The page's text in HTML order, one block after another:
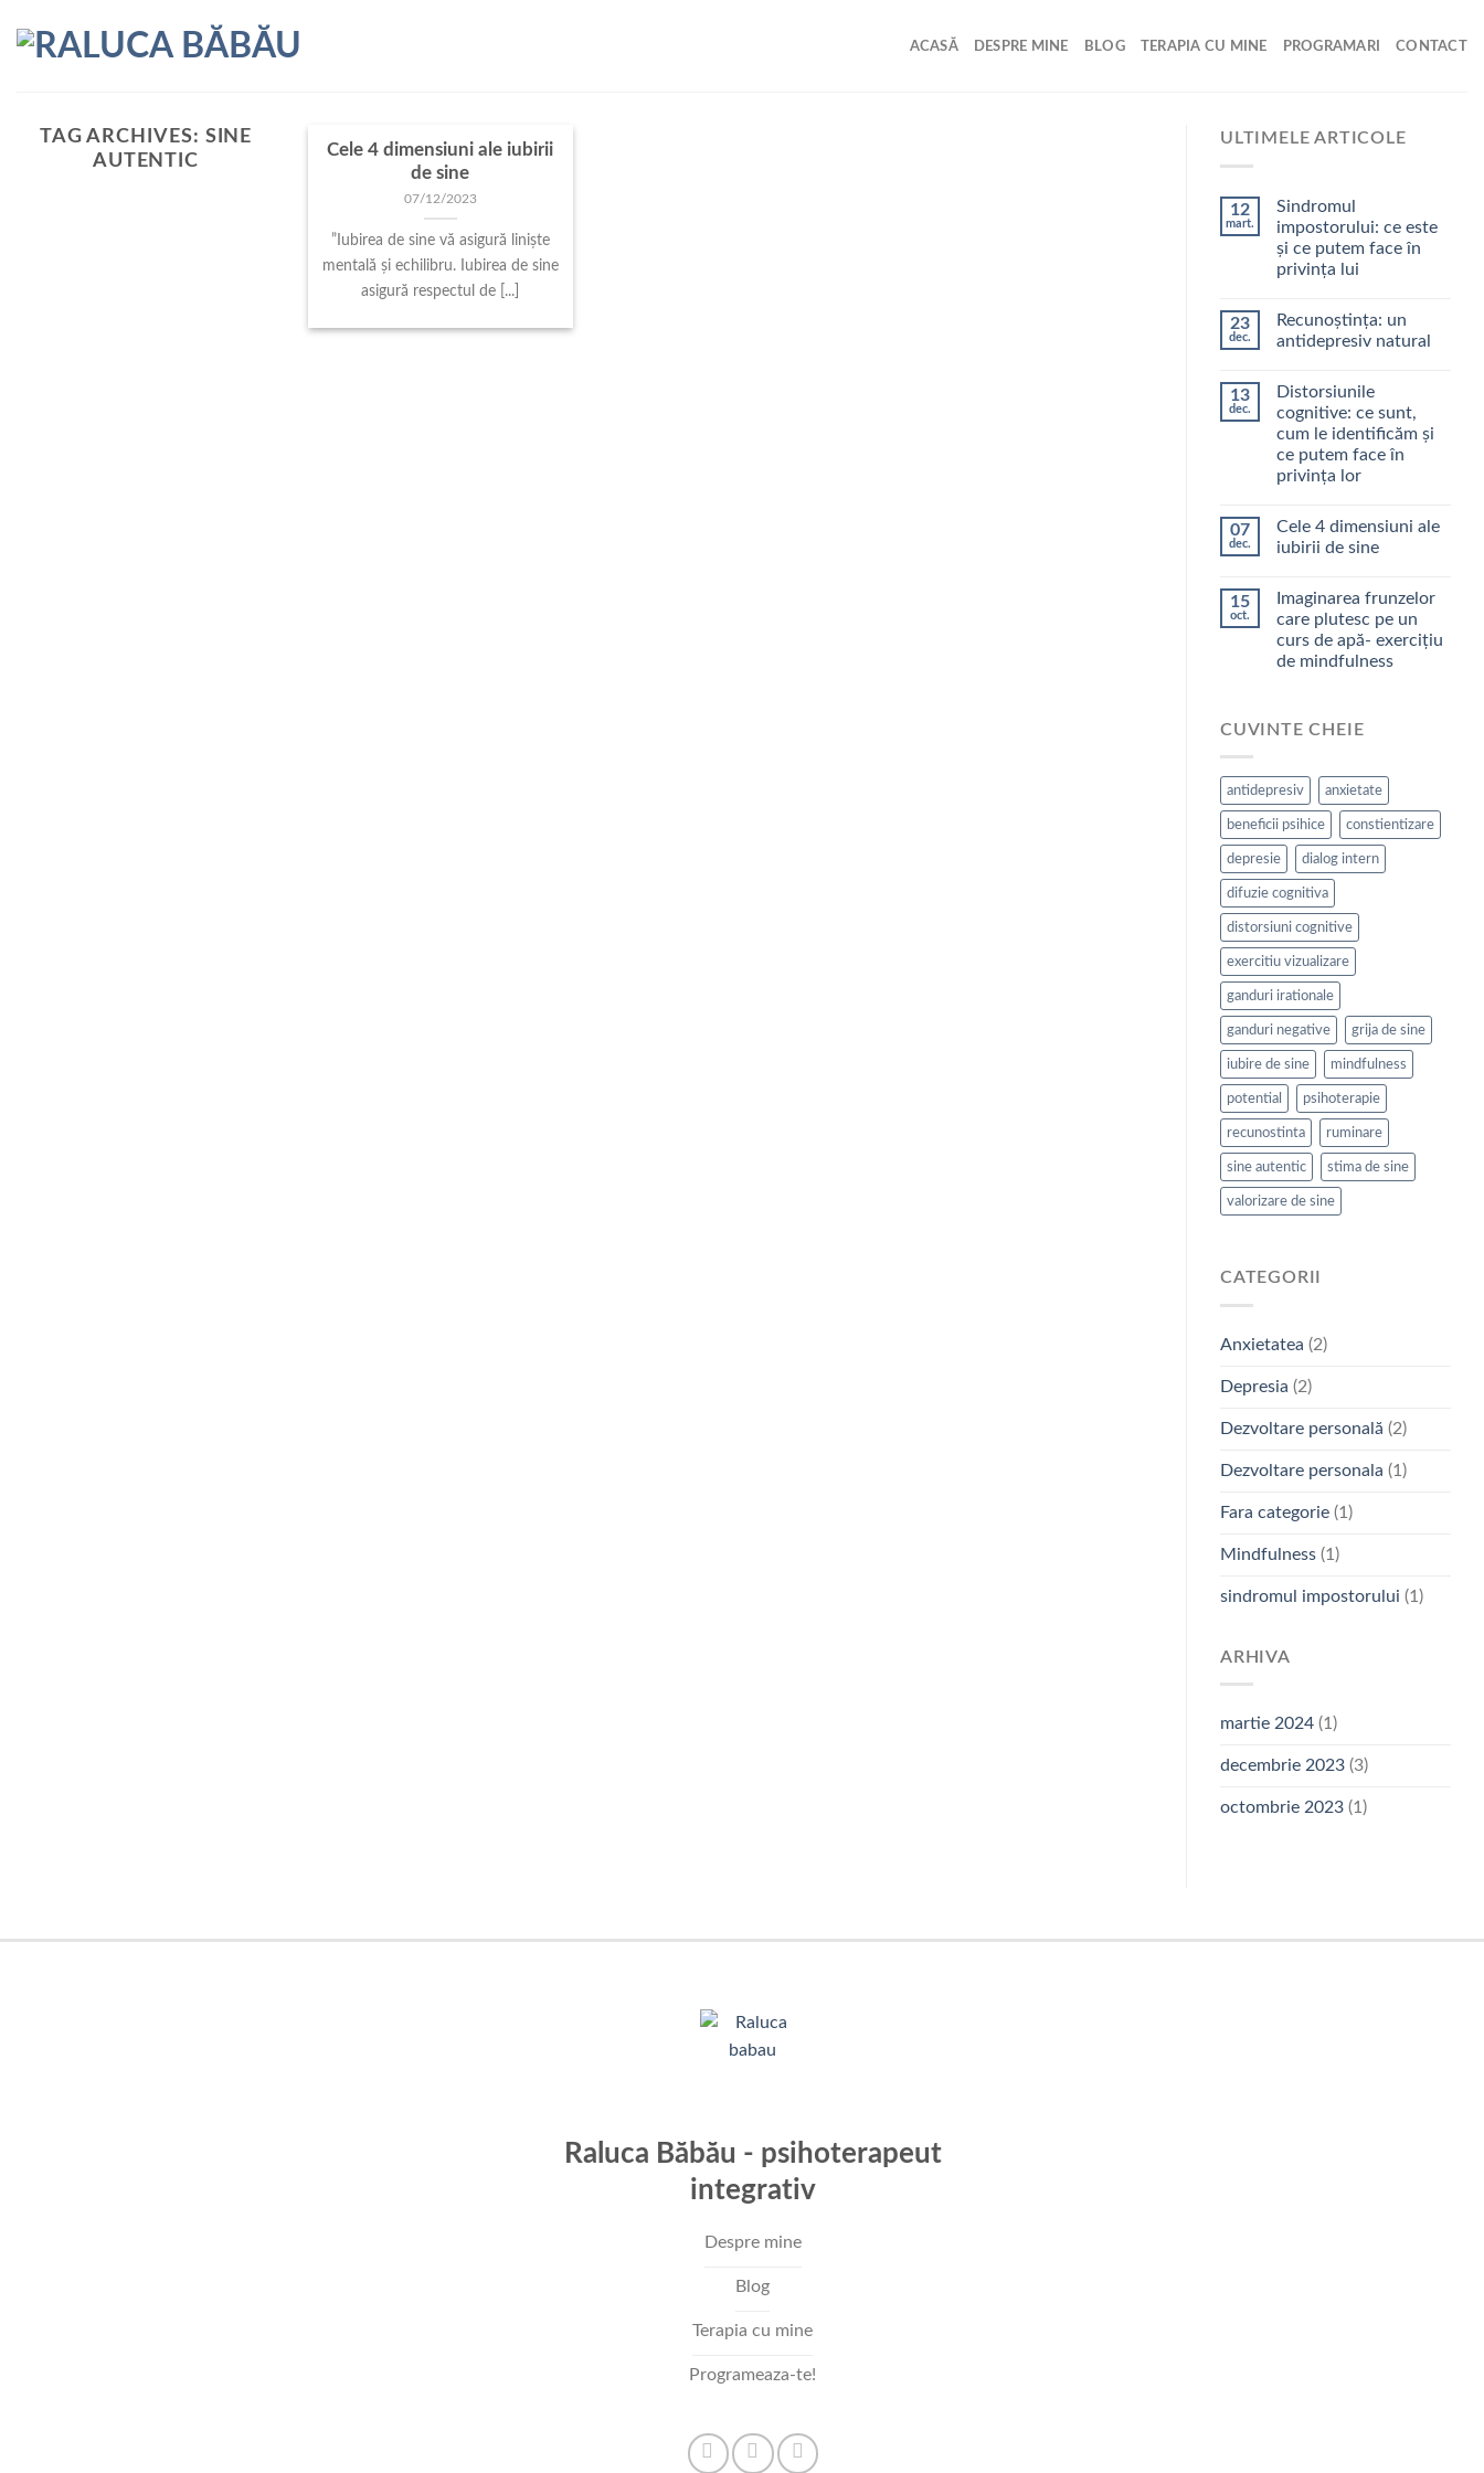
ACASĂ DESPRE MINE BLOG TERAPIA CU MINE PROGRAMARI CONTACT
TAG ARCHIVES: SINE
AUTENTIC
Cele 4 dimensiuni ale iubirii
de sine
07/12/2023
”Iubirea de sine vă asigură liniște
mentală și echilibru. Iubirea de sine
asigură respectul de [...]
ULTIMELE ARTICOLE
12
mart.
Sindromul
impostorului: ce este
și ce putem face în
privința lui
23
dec.
Recunoștința: un
antidepresiv natural
13
dec.
Distorsiunile
cognitive: ce sunt,
cum le identificăm şi
ce putem face în
privinţa lor
07
dec.
Cele 4 dimensiuni ale
iubirii de sine
15
oct.
Imaginarea frunzelor
care plutesc pe un
curs de apă- exercițiu
de mindfulness
CUVINTE CHEIE
antidepresiv anxietate
beneficii psihice constientizare
depresie dialog intern
difuzie cognitiva
distorsiuni cognitive
exercitiu vizualizare
ganduri irationale
ganduri negative grija de sine
iubire de sine mindfulness
potential psihoterapie
recunostinta ruminare
sine autentic stima de sine
valorizare de sine
CATEGORII
Anxietatea (2)
Depresia (2)
Dezvoltare personală (2)
Dezvoltare personala (1)
Fara categorie (1)
Mindfulness (1)
sindromul impostorului (1)
ARHIVA
martie 2024 (1)
decembrie 2023 (3)
octombrie 2023 (1)
Raluca Băbău - psihoterapeut
integrativ
Despre mine
Blog
Terapia cu mine
Programeaza-te!